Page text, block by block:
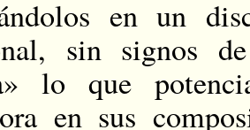
en un
sin signos
lo que
en sus